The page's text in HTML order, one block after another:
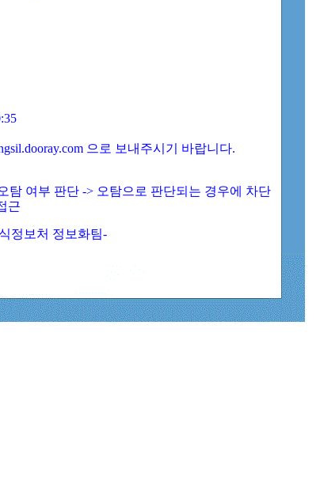
으로 보내주시기 바랍니다.
탐 여부 판단 -> 오탐으로 판단되는 경우에 차단
근
정보처 정보화팀-